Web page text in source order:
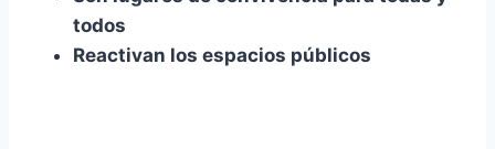
todos
Reactivan los espacios públicos